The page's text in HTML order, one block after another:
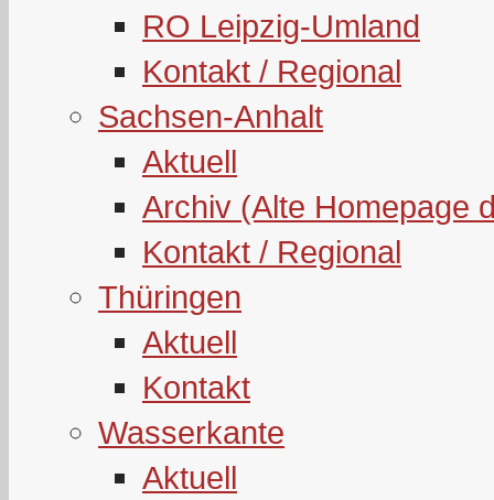
RO Leipzig-Umland
Kontakt / Regional
Sachsen-Anhalt
Aktuell
Archiv (Alte Homepage
Kontakt / Regional
Thüringen
Aktuell
Kontakt
Wasserkante
Aktuell